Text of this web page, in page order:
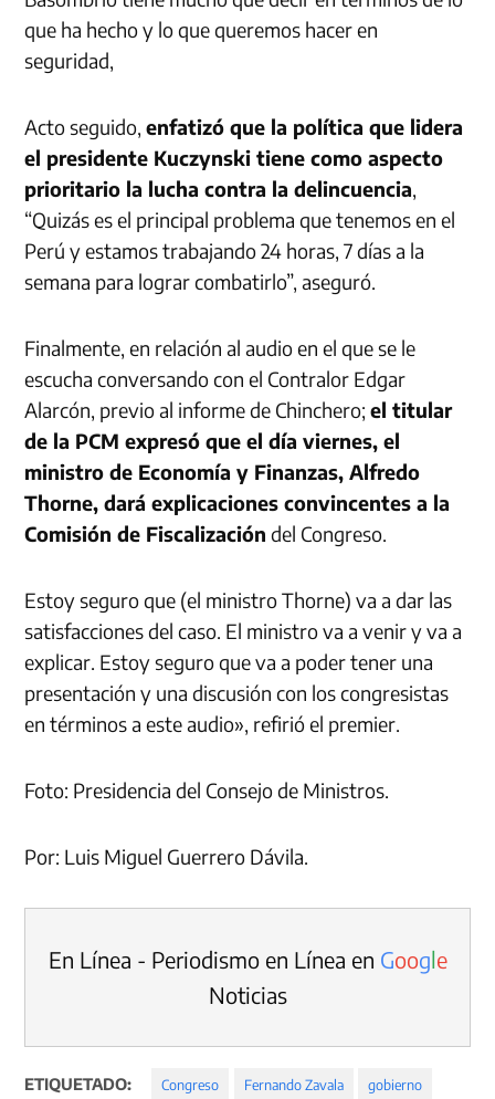
que ha hecho y lo que queremos hacer en
seguridad,
Acto seguido,enfatizó que la política que lidera
el presidente Kuczynski tiene como aspecto
prioritario la lucha contra la delincuencia,
“Quizás es el principal problema que tenemos en el
Perú y estamos trabajando 24 horas, 7 días a la
semana para lograr combatirlo”, aseguró.
Finalmente, en relación al audio en el que se le
escucha conversando con el Contralor Edgar
Alarcón, previo al informe de Chinchero;el titular
de la PCM expresó que el día viernes, el
ministro de Economía y Finanzas, Alfredo
Thorne, dará explicaciones convincentes a la
Comisión de Fiscalización del Congreso.
Estoy seguro que (el ministro Thorne) va a dar las
satisfacciones del caso. El ministro va a venir y va a
explicar. Estoy seguro que va a poder tener una
presentación y una discusión con los congresistas
en términos a este audio», refirió el premier.
Foto: Presidencia del Consejo de Ministros.
Por: Luis Miguel Guerrero Dávila.
En Línea - Periodismo en Línea en Google
Noticias
ETIQUETADO: Congreso Fernando Zavala gobierno